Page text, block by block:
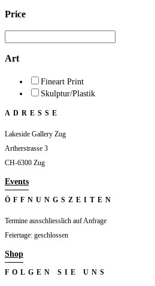
Price
Art
Fineart Print
Skulptur/Plastik
ADRESSE
Lakeside Gallery Zug
Artherstrasse 3
CH-6300 Zug
Events
ÖFFNUNGSZEITEN
Termine ausschliesslich auf Anfrage
Feiertage: geschlossen
Shop
FOLGEN SIE UNS